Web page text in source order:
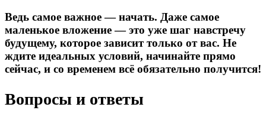
Ведь самое важное — начать. Даже самое
маленькое вложение — это уже шаг навстречу
будущему, которое зависит только от вас. Не
ждите идеальных условий, начинайте прямо
сейчас, и со временем всё обязательно получится!
Вопросы и ответы